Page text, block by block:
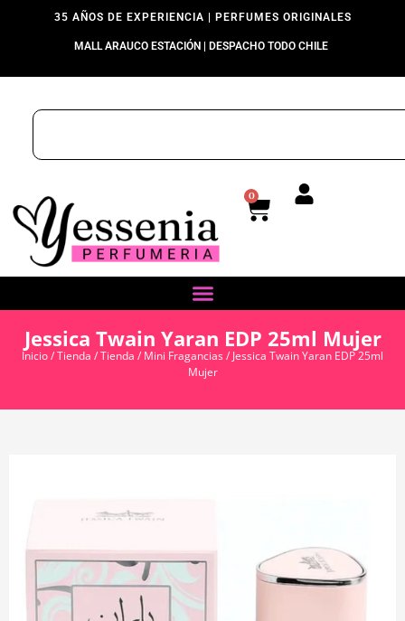
35 AÑOS DE EXPERIENCIA | PERFUMES ORIGINALES
MALL ARAUCO ESTACIÓN | DESPACHO TODO CHILE
0
Jessica Twain Yaran EDP 25ml Mujer
Inicio/Tienda /Tienda / Mini Fragancias/ Jessica Twain Yaran EDP 25ml
Mujer